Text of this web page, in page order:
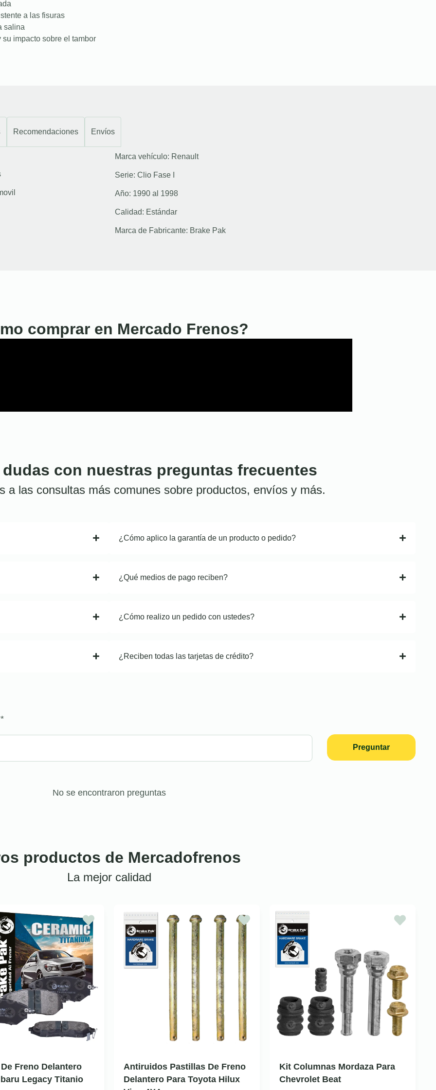
a las fisuras
salina
impacto sobre el tambor
Recomendaciones Envíos
Marca vehículo: Renault
Serie: Clio Fase I
Año: 1990 al 1998
Calidad: Estándar
Marca de Fabricante: Brake Pak
comprar en Mercado Frenos?
con nuestras preguntas frecuentes
a las consultas más comunes sobre productos, envíos y más.
¿Cómo aplico la garantía de un producto o pedido?
¿Qué medios de pago reciben?
¿Cómo realizo un pedido con ustedes?
¿Reciben todas las tarjetas de crédito?
*
Preguntar
No se encontraron preguntas
productos de Mercadofrenos
La mejor calidad
Freno Delantero
Legacy Titanio
Antiruidos Pastillas De Freno
Delantero Para Toyota Hilux
Kit Columnas Mordaza Para
Chevrolet Beat